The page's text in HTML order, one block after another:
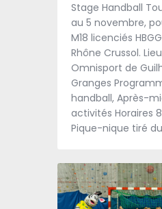
Stage Handball
au 5 novembre,
M18 licenciés
Rhône Crussol.
Omnisport de
Granges
handball, Après-
activités Horaires
Pique-nique tiré